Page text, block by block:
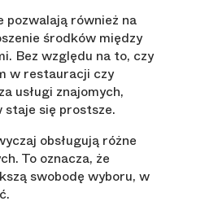
również na
środków między
Bez względu na to, czy
w restauracji czy
usługi znajomych,
staje się prostsze.
obsługują różne
To oznacza, że
swobodę wyboru, w